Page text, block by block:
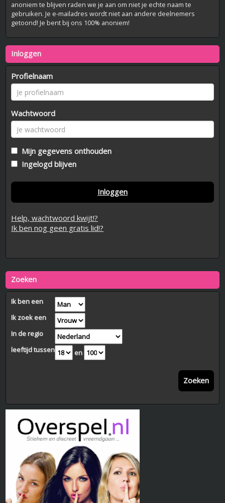
anoniem te blijven raden we je aan om niet je echte naam te
gebruiken. Je e-mailadres wordt niet aan andere deelnemers
getoond! Je bent bij ons 100% anoniem!
Inloggen
Profielnaam
Wachtwoord
Mijn gegevens onthouden
Ingelogd blijven
Inloggen
Help, wachtwoord kwijt!?
Ik ben nog geen gratis lid!?
Zoeken
Ik ben een
Ik zoek een
In de regio
leeftijd tussen
en
Zoeken